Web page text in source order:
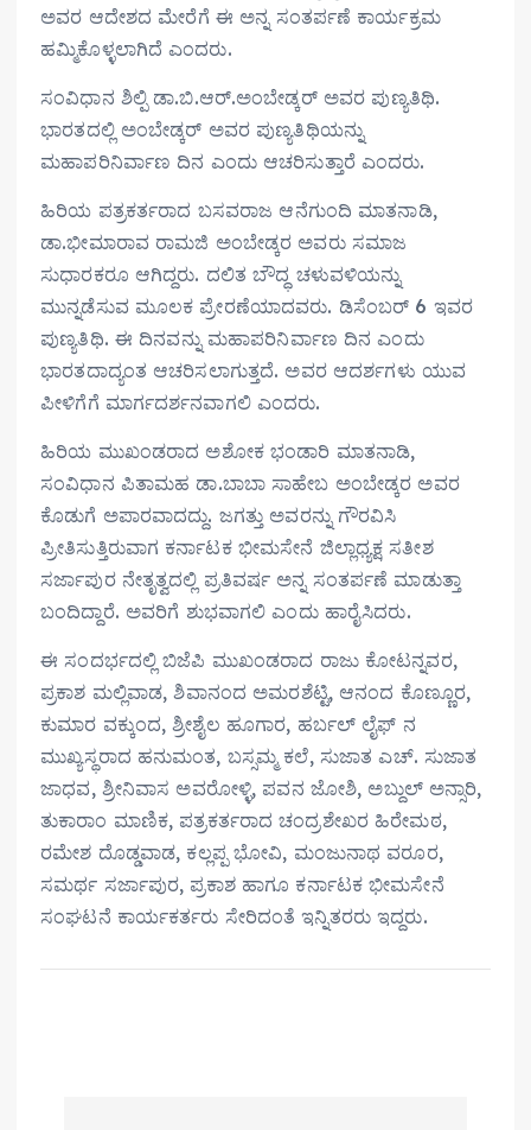
ಅವರ ಆದೇಶದ ಮೇರೆಗೆ ಈ ಅನ್ನ ಸಂತರ್ಪಣೆ ಕಾರ್ಯಕ್ರಮ
ಹಮ್ಮಿಕೊಳ್ಳಲಾಗಿದೆ ಎಂದರು.
ಸಂವಿಧಾನ ಶಿಲ್ಪಿ ಡಾ.ಬಿ.ಆರ್‌.ಅಂಬೇಡ್ಕರ್‌ ಅವರ ಪುಣ್ಯತಿಥಿ.
ಭಾರತದಲ್ಲಿ ಅಂಬೇಡ್ಕರ್‌ ಅವರ ಪುಣ್ಯತಿಥಿಯನ್ನು
ಮಹಾಪರಿನಿರ್ವಾಣ ದಿನ ಎಂದು ಆಚರಿಸುತ್ತಾರೆ ಎಂದರು.
ಹಿರಿಯ ಪತ್ರಕರ್ತರಾದ ಬಸವರಾಜ ಆನೆಗುಂದಿ ಮಾತನಾಡಿ,
ಡಾ.ಭೀಮಾರಾವ ರಾಮಜಿ ಅಂಬೇಡ್ಕರ ಅವರು ಸಮಾಜ
ಸುಧಾರಕರೂ ಆಗಿದ್ದರು. ದಲಿತ ಬೌದ್ಧ ಚಳುವಳಿಯನ್ನು
ಮುನ್ನಡೆಸುವ ಮೂಲಕ ಪ್ರೇರಣೆಯಾದವರು. ಡಿಸೆಂಬರ್‌ 6 ಇವರ
ಪುಣ್ಯತಿಥಿ. ಈ ದಿನವನ್ನು ಮಹಾಪರಿನಿರ್ವಾಣ ದಿನ ಎಂದು
ಭಾರತದಾದ್ಯಂತ ಆಚರಿಸಲಾಗುತ್ತದೆ. ಅವರ ಆದರ್ಶಗಳು ಯುವ
ಪೀಳಿಗೆಗೆ ಮಾರ್ಗದರ್ಶನವಾಗಲಿ ಎಂದರು.
ಹಿರಿಯ ಮುಖಂಡರಾದ ಅಶೋಕ ಭಂಡಾರಿ ಮಾತನಾಡಿ,
ಸಂವಿಧಾನ ಪಿತಾಮಹ ಡಾ.ಬಾಬಾ ಸಾಹೇಬ ಅಂಬೇಡ್ಕರ ಅವರ
ಕೊಡುಗೆ ಅಪಾರವಾದದ್ದು. ಜಗತ್ತು ಅವರನ್ನು ಗೌರವಿಸಿ
ಪ್ರೀತಿಸುತ್ತಿರುವಾಗ ಕರ್ನಾಟಕ ಭೀಮಸೇನೆ ಜಿಲ್ಲಾಧ್ಯಕ್ಷ ಸತೀಶ
ಸರ್ಜಾಪುರ ನೇತೃತ್ವದಲ್ಲಿ ಪ್ರತಿವರ್ಷ ಅನ್ನ ಸಂತರ್ಪಣೆ ಮಾಡುತ್ತಾ
ಬಂದಿದ್ದಾರೆ. ಅವರಿಗೆ ಶುಭವಾಗಲಿ ಎಂದು ಹಾರೈಸಿದರು.
ಈ ಸಂದರ್ಭದಲ್ಲಿ ಬಿಜೆಪಿ ಮುಖಂಡರಾದ ರಾಜು ಕೋಟನ್ನವರ,
ಪ್ರಕಾಶ ಮಲ್ಲಿವಾಡ, ಶಿವಾನಂದ ಅಮರಶೆಟ್ಟಿ, ಆನಂದ ಕೊಣ್ಣೂರ,
ಕುಮಾರ ವಕ್ಕುಂದ, ಶ್ರೀಶೈಲ ಹೂಗಾರ, ಹರ್ಬಲ್ ಲೈಫ್ ನ
ಮುಖ್ಯಸ್ಥರಾದ ಹನುಮಂತ, ಬಸ್ಸಮ್ಮ ಕಲೆ, ಸುಜಾತ ಎಚ್. ಸುಜಾತ
ಜಾಧವ, ಶ್ರೀನಿವಾಸ ಅವರೋಳ್ಳಿ, ಪವನ ಜೋಶಿ, ಅಬ್ದುಲ್ ಅನ್ಸಾರಿ,
ತುಕಾರಾಂ ಮಾಣಿಕ, ಪತ್ರಕರ್ತರಾದ ಚಂದ್ರಶೇಖರ ಹಿರೇಮಠ,
ರಮೇಶ ದೊಡ್ಡವಾಡ, ಕಲ್ಲಪ್ಪ ಭೋವಿ, ಮಂಜುನಾಥ ವರೂರ,
ಸಮರ್ಥ ಸರ್ಜಾಪುರ, ಪ್ರಕಾಶ ಹಾಗೂ ಕರ್ನಾಟಕ ಭೀಮಸೇನೆ
ಸಂಘಟನೆ ಕಾರ್ಯಕರ್ತರು ಸೇರಿದಂತೆ ಇನ್ನಿತರರು ಇದ್ದರು.